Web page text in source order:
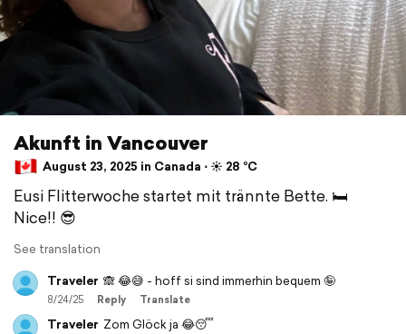
Akunft in Vancouver
August 23, 2025 in Canada ⋅ ☀️ 28 °C
Eusi Flitterwoche startet mit trännte Bette. 🛏️
Nice!! 😎
See translation
Traveler 🙈 😂😅 - hoff si sind immerhin bequem 🤪
8/24/25 Reply Translate
Traveler Zom Glöck ja 😂😴